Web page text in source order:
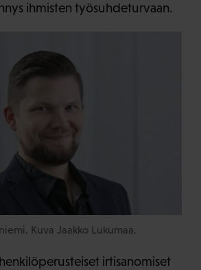
ihmisten työsuhdeturvaan.
Kuva Jaakko Lukumaa.
irtisanomiset